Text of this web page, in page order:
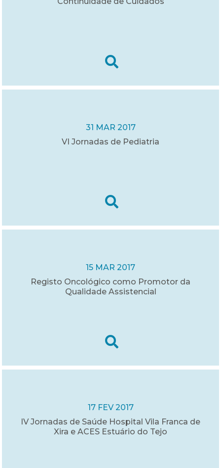
31 MAR 2017
VI Jornadas de Pediatria
15 MAR 2017
Registo Oncológico como Promotor da
Qualidade Assistencial
17 FEV 2017
IV Jornadas de Saúde Hospital Vila Franca de
Xira e ACES Estuário do Tejo